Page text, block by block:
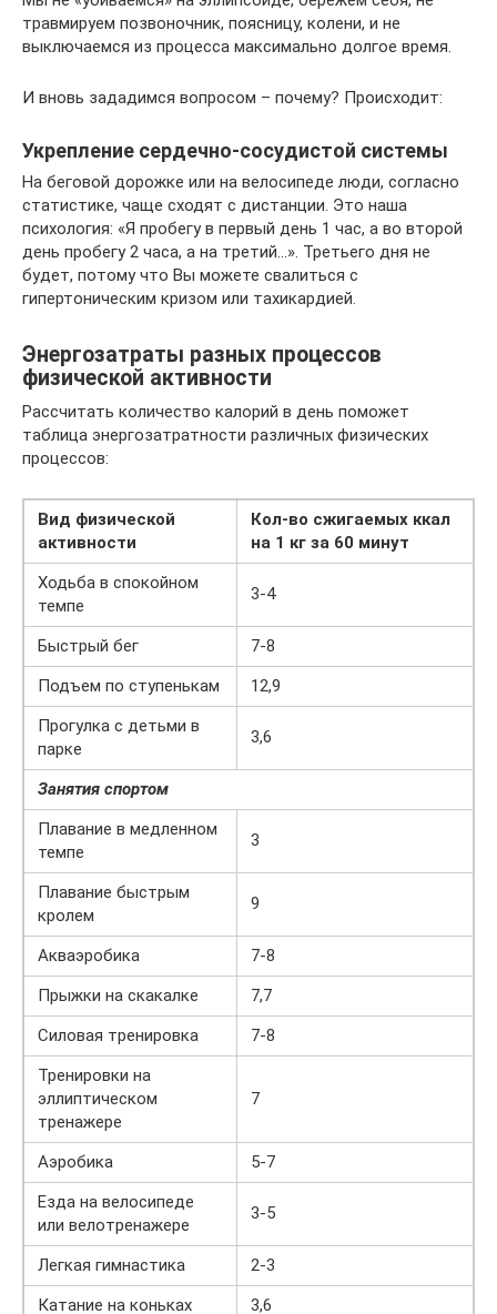
травмируем позвоночник, поясницу, колени, и не
выключаемся из процесса максимально долгое время.
И вновь зададимся вопросом – почему? Происходит:
Укрепление сердечно-сосудистой системы
На беговой дорожке или на велосипеде люди, согласно
статистике, чаще сходят с дистанции. Это наша
психология: «Я пробегу в первый день 1 час, а во второй
день пробегу 2 часа, а на третий…». Третьего дня не
будет, потому что Вы можете свалиться с
гипертоническим кризом или тахикардией.
Энергозатраты разных процессов
физической активности
Рассчитать количество калорий в день поможет
таблица энергозатратности различных физических
процессов:
Вид физической
активности
Кол-во сжигаемых ккал
на 1 кг за 60 минут
Ходьба в спокойном
темпе
3-4
Быстрый бег
7-8
Подъем по ступенькам
12,9
Прогулка с детьми в
парке
3,6
Занятия спортом
Плавание в медленном
темпе
3
Плавание быстрым
кролем
9
Акваэробика
7-8
Прыжки на скакалке
7,7
Силовая тренировка
7-8
Тренировки на
эллиптическом
тренажере
7
Аэробика
5-7
Езда на велосипеде
или велотренажере
3-5
Легкая гимнастика
2-3
Катание на коньках
3,6